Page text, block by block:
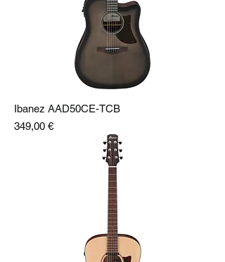
Ibanez AAD50CE-TCB
Preis
349,00 €